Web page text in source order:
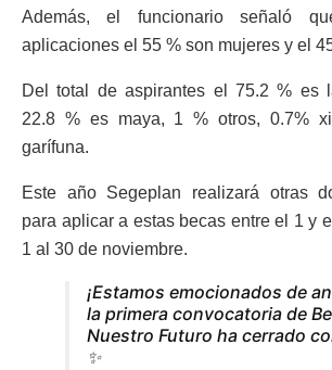
Además, el funcionario señaló
aplicaciones el 55 % son mujeres y el
Del total de aspirantes el 75.2 % es
22.8 % es maya, 1 % otros, 0.7%
garífuna.
Este año Segeplan realizará otras
para aplicar a estas becas entre el 1 y
1 al 30 de noviembre.
¡Estamos emocionados de
la primera convocatoria de
Nuestro Futuro ha cerrado
✨